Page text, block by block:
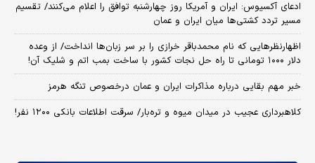
ادعای آکسیوس: ایران و آمریکا روز چهارشنبه توافق را اعلام می‌کنند/ تقسیم
مسیر تردد کشتی‌ها میان ایران و عمان
اظهارنظرهایی که نام محمدباقر خرازی را بر سر زبان‌ها انداخت/ از وعده
دلار ۱۰۰۰ تومانی تا راه حل نجات کشور با ساخت بمب اتم و شلیک آن!
خبر مهم بقایی درباره مذاکرات ایران و عمان درخصوص تنگه هرمز
کلاهبرداری عجیب در میدان میوه و تره‌بار/ سرقت اطلاعات بانکی ۱۲۰۰ نفر!